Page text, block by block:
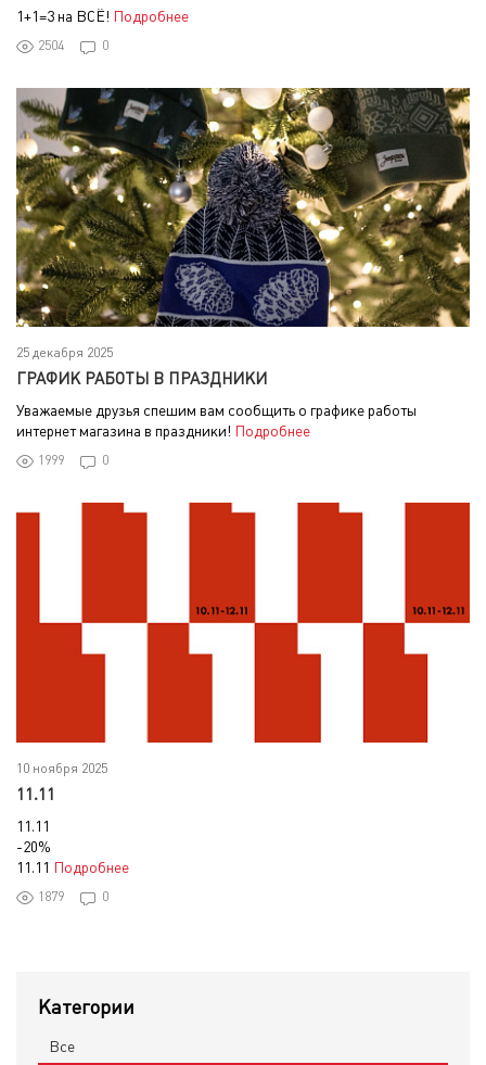
1+1=3 на ВСЁ! Подробнее
2504 0
25 декабря 2025
ГРАФИК РАБОТЫ В ПРАЗДНИКИ
Уважаемые друзья спешим вам сообщить о графике работы
интернет магазина в праздники! Подробнее
1999 0
10 ноября 2025
11.11
11.11
-20%
11.11 Подробнее
1879 0
Категории
Все